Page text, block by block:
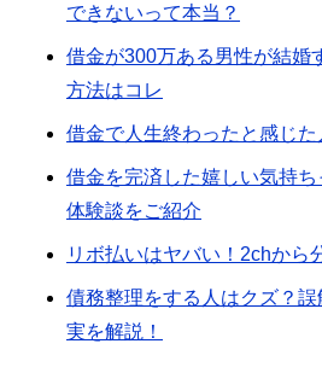
できないって本当？
借金が300万ある男性が結婚
方法はコレ
借金で人生終わったと感じ
借金を完済した嬉しい気持
体験談をご紹介
リボ払いはヤバい！2chから
債務整理をする人はクズ？
実を解説！